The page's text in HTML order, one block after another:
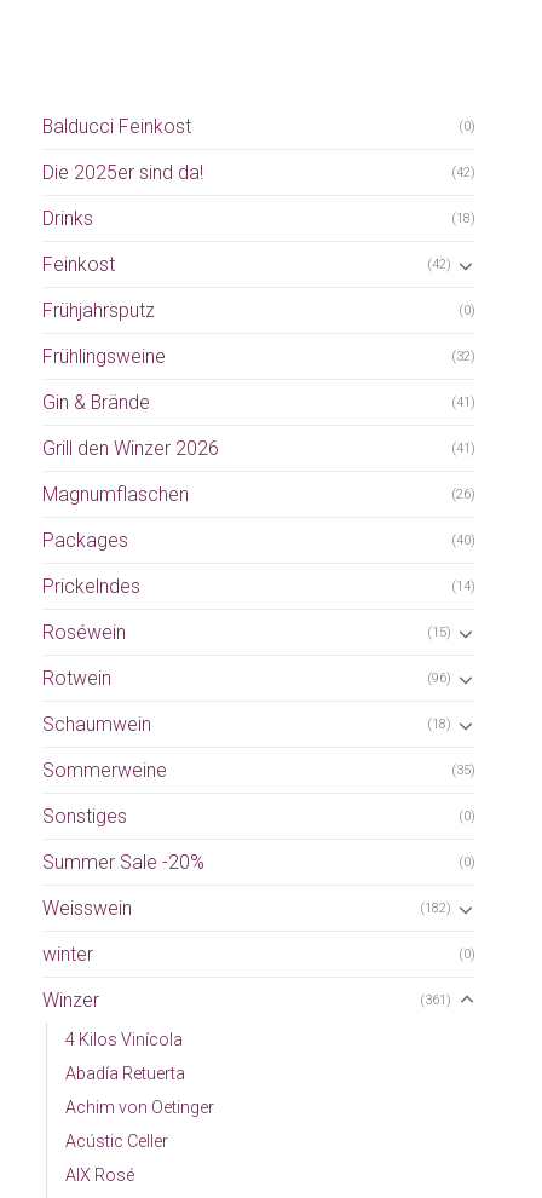
Balducci Feinkost (0)
Die 2025er sind da! (42)
Drinks (18)
Feinkost (42)
Frühjahrsputz (0)
Frühlingsweine (32)
Gin & Brände (41)
Grill den Winzer 2026 (41)
Magnumflaschen (26)
Packages (40)
Prickelndes (14)
Roséwein (15)
Rotwein (96)
Schaumwein (18)
Sommerweine (35)
Sonstiges (0)
Summer Sale -20% (0)
Weisswein (182)
winter (0)
Winzer (361)
4 Kilos Vinícola
Abadía Retuerta
Achim von Oetinger
Acústic Celler
AIX Rosé